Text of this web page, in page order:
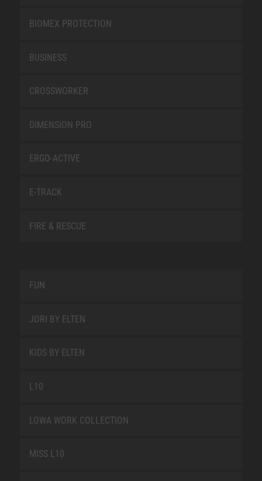
BIOMEX PROTECTION
BUSINESS
CROSSWORKER
DIMENSION PRO
ERGO-ACTIVE
E-TRACK
FIRE & RESCUE
FUN
JORI BY ELTEN
KIDS BY ELTEN
L10
LOWA WORK COLLECTION
MISS L10